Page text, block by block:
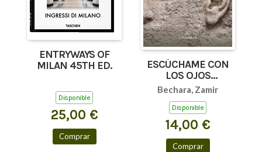
ENTRYWAYS OF
MILAN 45TH ED.
Disponible
25,00 €
Comprar
ESCÚCHAME CON
LOS OJOS
(AFORISMOS Y
TEXTOS BREVES)
Bechara, Zamir
Disponible
14,00 €
Comprar